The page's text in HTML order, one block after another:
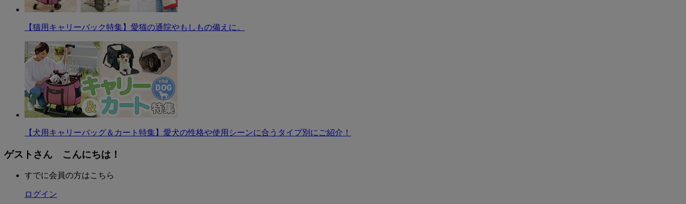
【猫用キャリーバック特集】愛猫の通院やもしもの備えに。
【犬用キャリーバッグ＆カート特集】愛犬の性格や使用シーンに合うタイプ別にご紹介！
ゲストさん こんにちは！
すでに会員の方はこちら
ログイン